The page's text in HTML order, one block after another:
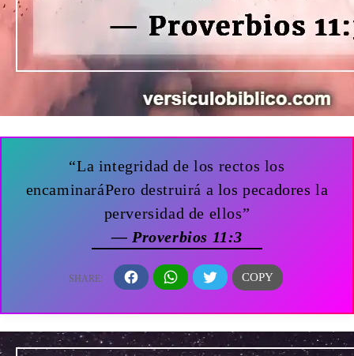
“La integridad de los rectos los
encaminaráPero destruirá a los pecadores la
perversidad de ellos”
— Proverbios 11:3